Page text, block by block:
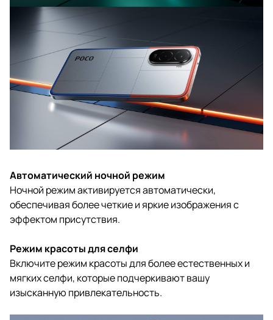
Автоматический ночной режим
Ночной режим активируется автоматически,
обеспечивая более четкие и яркие изображения с
эффектом присутствия.
Режим красоты для селфи
Включите режим красоты для более естественных и
мягких селфи, которые подчеркивают вашу
изысканную привлекательность.